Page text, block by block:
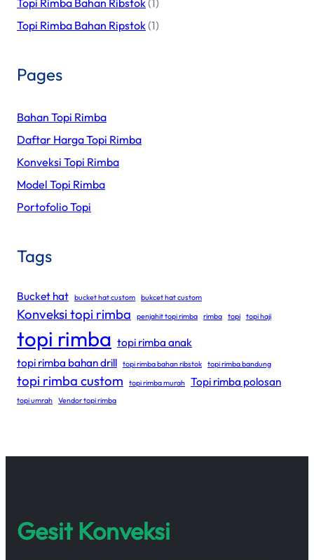
Topi Rimba Bahan Ribstok(1)
Topi Rimba Bahan Ripstok(1)
Pages
Bahan Topi Rimba
Daftar Harga Topi Rimba
Konveksi Topi Rimba
Model Topi Rimba
Portofolio Topi
Tags
Bucket hat bucket hat custom bukcet hat custom
Konveksi topi rimba penjahit topi rimba rimba topi topi haji
topi rimba topi rimba anak
topi rimba bahan drill topi rimba bahan ribstok topi rimba bandung
topi rimba custom topi rimba murah Topi rimba polosan
topi umrah Vendor topi rimba
Gesit Konveksi